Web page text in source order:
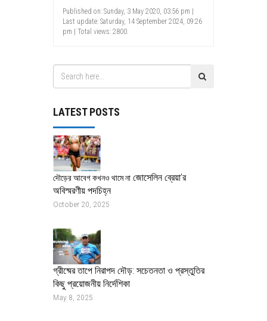
Published on: Sunday, 3 May 2020, 03:56 pm |
Last update: Saturday, 14 September 2024, 09:26
pm | Total views: 2800.
LATEST POSTS
দৌড়ের আবেগ কখনও থামে না জোসেলিন ব্রেয়া’র
অবিস্মরণীয় পদচিহ্ন
October 20, 2025
গ্রীষ্মের তাপে নিরাপদ দৌড়: সচেতনতা ও প্রস্তুতির
কিছু প্রয়োজনীয় নির্দেশিকা
May 8, 2025